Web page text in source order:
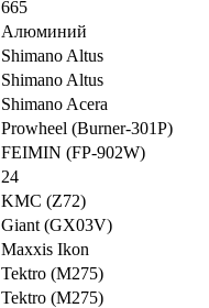
665
Алюминий
Shimano Altus
Shimano Altus
Shimano Acera
Prowheel (Burner-301P)
FEIMIN (FP-902W)
24
KMC (Z72)
Giant (GX03V)
Maxxis Ikon
Tektro (M275)
Tektro (M275)